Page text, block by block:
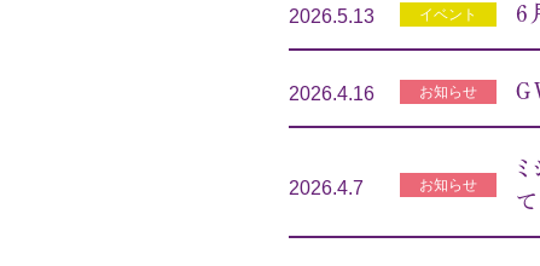
2026.5.13 イベント 6
2026.4.16 お知らせ
2026.4.7 お知らせ
て